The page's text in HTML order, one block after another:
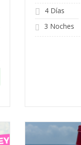
4 Días
3 Noches